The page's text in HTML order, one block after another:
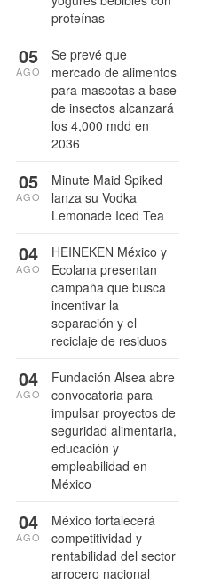
proteínas
Se prevé que
mercado de alimentos
para mascotas a base
de insectos alcanzará
los 4,000 mdd en
2036
05
AGO
Minute Maid Spiked
lanza su Vodka
Lemonade Iced Tea
05
AGO
HEINEKEN México y
Ecolana presentan
campaña que busca
incentivar la
separación y el
reciclaje de residuos
04
AGO
Fundación Alsea abre
convocatoria para
impulsar proyectos de
seguridad alimentaria,
educación y
empleabilidad en
México
04
AGO
México fortalecerá
competitividad y
rentabilidad del sector
arrocero nacional
04
AGO